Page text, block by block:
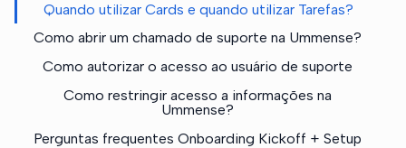
Quando utilizar Cards e quando utilizar Tarefas?
Como abrir um chamado de suporte na Ummense?
Como autorizar o acesso ao usuário de suporte
Como restringir acesso a informações na
Ummense?
Perguntas frequentes Onboarding Kickoff + Setup